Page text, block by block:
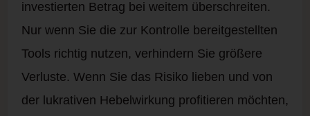
investierten Betrag bei weitem überschreiten.
Nur wenn Sie die zur Kontrolle bereitgestellten
Tools richtig nutzen, verhindern Sie größere
Verluste. Wenn Sie das Risiko lieben und von
der lukrativen Hebelwirkung profitieren möchten,